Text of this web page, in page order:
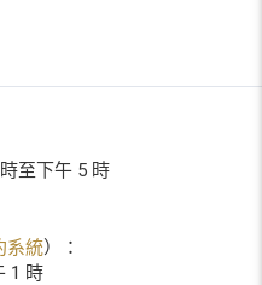
至下午 5 時
系統）：
1 時